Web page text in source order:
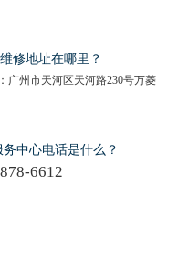
修地址在哪里？
广州市天河区天河路230号万菱
中心电话是什么？
6612